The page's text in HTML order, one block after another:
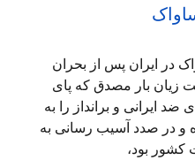
در ایران پس از بحران
زیان بار مصدق که پای
ایرانی و برانداز را به
و در صدد آسیب رسانی به
کشور بود،